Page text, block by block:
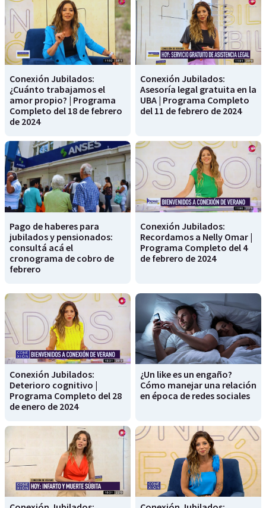
Conexión Jubilados:
¿Cuánto trabajamos el
amor propio? | Programa
Completo del 18 de febrero
de 2024
Conexión Jubilados:
Asesoría legal gratuita en la
UBA | Programa Completo
del 11 de febrero de 2024
Pago de haberes para
jubilados y pensionados:
consultá acá el
cronograma de cobro de
febrero
Conexión Jubilados:
Recordamos a Nelly Omar |
Programa Completo del 4
de febrero de 2024
Conexión Jubilados:
Deterioro cognitivo |
Programa Completo del 28
de enero de 2024
¿Un like es un engaño?
Cómo manejar una relación
en época de redes sociales